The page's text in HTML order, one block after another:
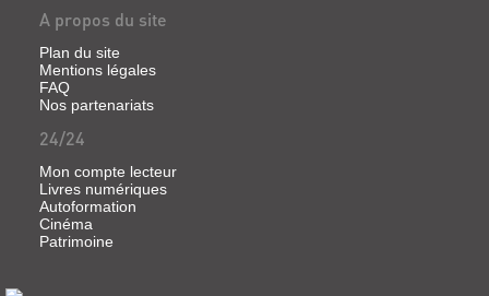
2010
(Enquêtes
suspense)
Emma
débarque
Blois
pour
embrasser
une
cousine.
Mais
un
GLOSSAIRE
DU
PAYS
(Nos
terroirs,
nos
racines)
A propos du site
Plan du site
Mentions légales
FAQ
Nos partenariats
24/24
Mon compte lecteur
Livres numériques
Autoformation
Cinéma
Patrimoine